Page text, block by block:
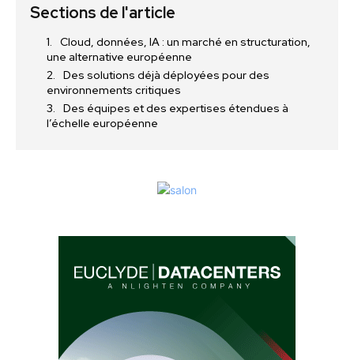
Sections de l'article
Cloud, données, IA : un marché en structuration,
une alternative européenne
Des solutions déjà déployées pour des
environnements critiques
Des équipes et des expertises étendues à
l’échelle européenne